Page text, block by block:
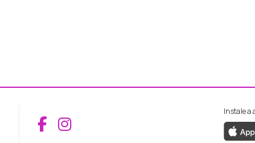
Aceder ao Facebook da RTP
Aceder ao Instagram da
Instale a